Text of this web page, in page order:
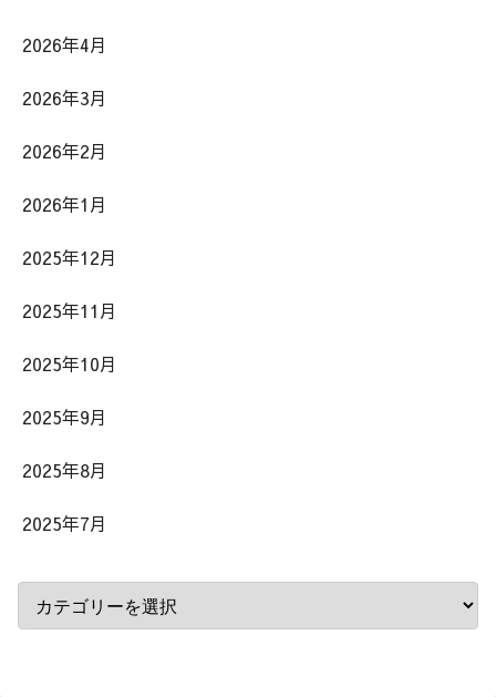
2026年4月
2026年3月
2026年2月
2026年1月
2025年12月
2025年11月
2025年10月
2025年9月
2025年8月
2025年7月